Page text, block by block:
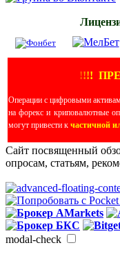
!!!!
Операции с цифровыми
на форекс и криповалютные
могут привести к частичной
Сайт посвященный
опросам, статьям,
modal-check